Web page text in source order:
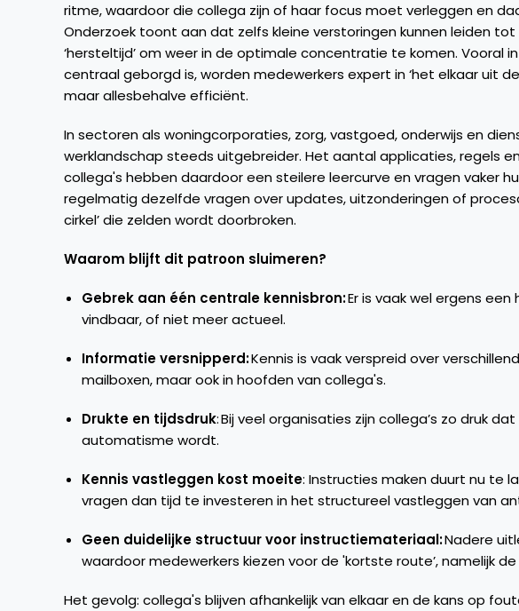
ritme, waardoor die collega zijn of haar focus moet verleggen en
Onderzoek toont aan dat zelfs kleine verstoringen kunnen leiden
‘hersteltijd’ om weer in de optimale concentratie te komen. Vooral
centraal geborgd is, worden medewerkers expert in ‘het elkaar uit
maar allesbehalve efficiënt.​
In sectoren als woningcorporaties, zorg, vastgoed, onderwijs en
werklandschap steeds uitgebreider. Het aantal applicaties, regels
collega's hebben daardoor een steilere leercurve en vragen vaker
regelmatig dezelfde vragen over updates, uitzonderingen of
cirkel’ die zelden wordt doorbroken.
Waarom blijft dit patroon sluimeren?
Gebrek aan één centrale kennisbron:Er is vaak wel ergens
vindbaar, of niet meer actueel.
Informatie versnipperd:Kennis is vaak verspreid over
mailboxen, maar ook in hoofden van collega's.
Drukte en tijdsdruk: Bij veel organisaties zijn collega’s zo druk
automatisme wordt.
Kennis vastleggen kost moeite: Instructies maken duurt nu te
vragen dan tijd te investeren in het structureel vastleggen van
Geen duidelijke structuur voor instructiemateriaal:Nadere
waardoor medewerkers kiezen voor de 'kortste route’, namelijk
Het gevolg: collega's blijven afhankelijk van elkaar en de kans op